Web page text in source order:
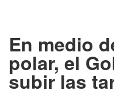
En medio
polar, el
subir las